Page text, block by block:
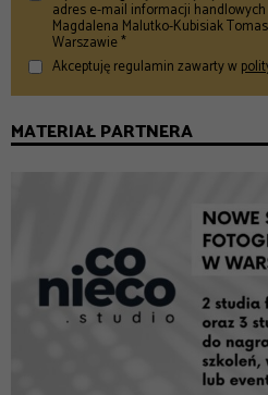
adres e-mail informacji
Magdalena Malutko-Kubisiak
Warszawie *
Akceptuję regulamin zawarty w
MATERIAŁ PARTNERA